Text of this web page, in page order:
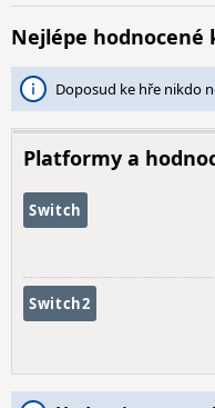
Nejlépe hodnocené
Doposud ke hře nikdo
Platformy a
Switch
Switch2